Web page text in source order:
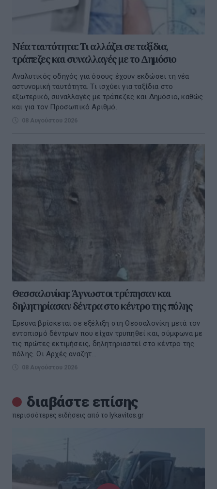
Νέα ταυτότητα: Τι αλλάζει σε ταξίδια,
τράπεζες και συναλλαγές με το Δημόσιο
Αναλυτικός οδηγός για όσους έχουν εκδώσει τη νέα
αστυνομική ταυτότητα. Τι ισχύει για ταξίδια στο
εξωτερικό, συναλλαγές με τράπεζες και Δημόσιο, καθώς
και για τον Προσωπικό Αριθμό.
08 Αυγούστου 2026
Θεσσαλονίκη: Άγνωστοι τρύπησαν και
δηλητηρίασαν δέντρα στο κέντρο της πόλης
Έρευνα βρίσκεται σε εξέλιξη στη Θεσσαλονίκη μετά τον
εντοπισμό δέντρων που είχαν τρυπηθεί και, σύμφωνα με
τις πρώτες εκτιμήσεις, δηλητηριαστεί στο κέντρο της
πόλης. Οι Αρχές αναζητ...
08 Αυγούστου 2026
διαβάστε επίσης
περισσότερες ειδήσεις από το lykavitos.gr